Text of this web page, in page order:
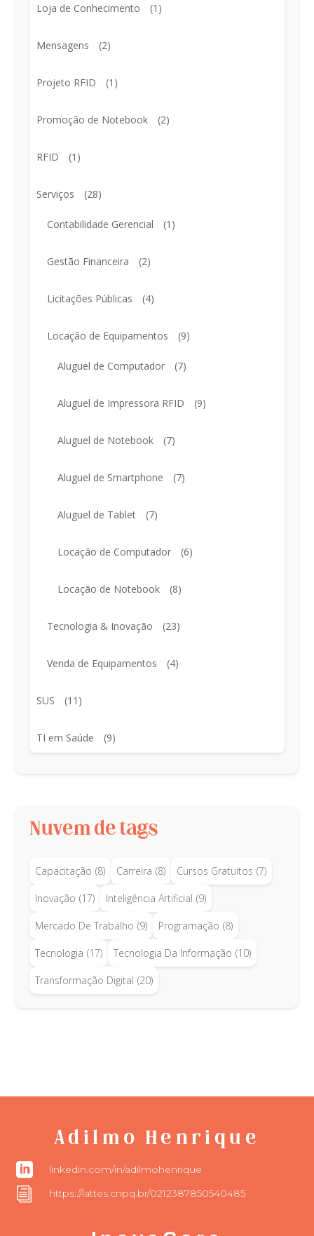
Loja de Conhecimento (1)
Mensagens (2)
Projeto RFID (1)
Promoção de Notebook (2)
RFID (1)
Serviços (28)
Contabilidade Gerencial (1)
Gestão Financeira (2)
Licitações Públicas (4)
Locação de Equipamentos (9)
Aluguel de Computador (7)
Aluguel de Impressora RFID (9)
Aluguel de Notebook (7)
Aluguel de Smartphone (7)
Aluguel de Tablet (7)
Locação de Computador (6)
Locação de Notebook (8)
Tecnologia & Inovação (23)
Venda de Equipamentos (4)
SUS (11)
TI em Saúde (9)
Nuvem de tags
Capacitação (8) Carreira (8) Cursos Gratuitos (7)
Inovação (17) Inteligência Artificial (9)
Mercado De Trabalho (9) Programação (8)
Tecnologia (17) Tecnologia Da Informação (10)
Transformação Digital (20)
Adilmo Henrique
 linkedin.com/in/adilmohenrique
i https://lattes.cnpq.br/0212387850540485